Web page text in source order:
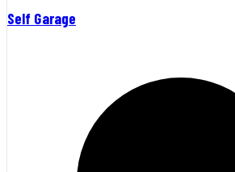
Self Garage